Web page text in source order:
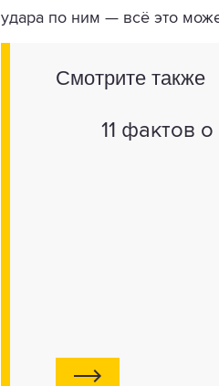
удара по ним — всё это
Смотрите также
11 фактов